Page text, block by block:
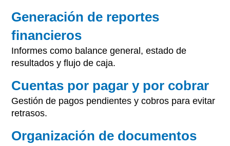
Generación de reportes
financieros
Informes como balance general, estado de
resultados y flujo de caja.
Cuentas por pagar y por cobrar
Gestión de pagos pendientes y cobros para evitar
retrasos.
Organización de documentos